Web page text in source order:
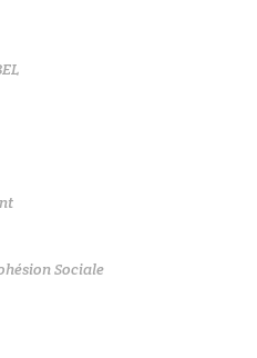
Sociale